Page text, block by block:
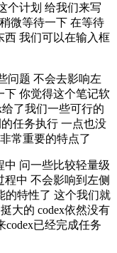
个计划 给我们来写
微等待一下 在等待
西 我们可以在输入框
问题 不会去影响左
下 你觉得这个笔记软
了我们一些可行的
的任务执行 一点也没
常重要的特点了
中 问一些比较轻量级
程中 不会影响到左侧
的特性了 这个我们就
大的 codex依然没有
codex已经完成任务